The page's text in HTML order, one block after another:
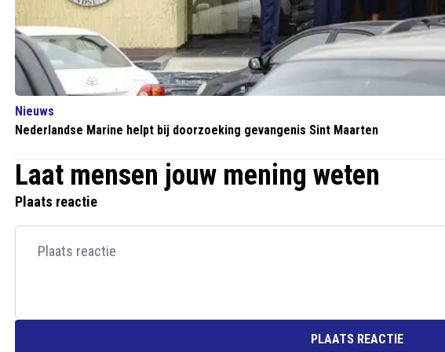
Nieuws
Nederlandse Marine helpt bij doorzoeking gevangenis Sint Maarten
Laat mensen jouw mening weten
Plaats reactie
PLAATS REACTIE